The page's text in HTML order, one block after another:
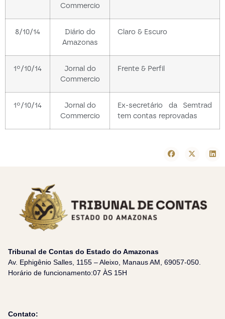
Commercio
8/10/14
Diário do
Amazonas
Claro & Escuro
1º/10/14
Jornal do
Commercio
Frente & Perfil
1º/10/14
Jornal do
Commercio
Ex-secretário da Semtrad
tem contas reprovadas
Tribunal de Contas do Estado do Amazonas
Av. Ephigênio Salles, 1155 – Aleixo, Manaus AM, 69057-050.
Horário de funcionamento:07 ÀS 15H
Contato: